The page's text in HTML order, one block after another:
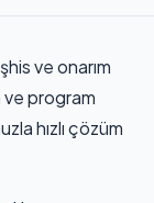
ve onarım
ve program
hızlı çözüm